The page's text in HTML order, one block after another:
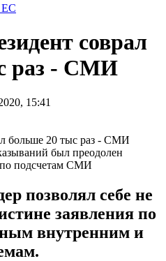
ЕС
соврал
раз - СМИ
15:41
был преодолен
по подсчетам СМИ
позволял себе не
заявления по
внутренним и